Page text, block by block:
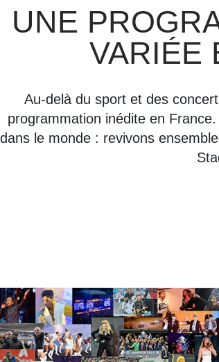
UNE
VARIÉE
Au-delà du sport et des
programmation inédite en France.
dans le monde : revivons